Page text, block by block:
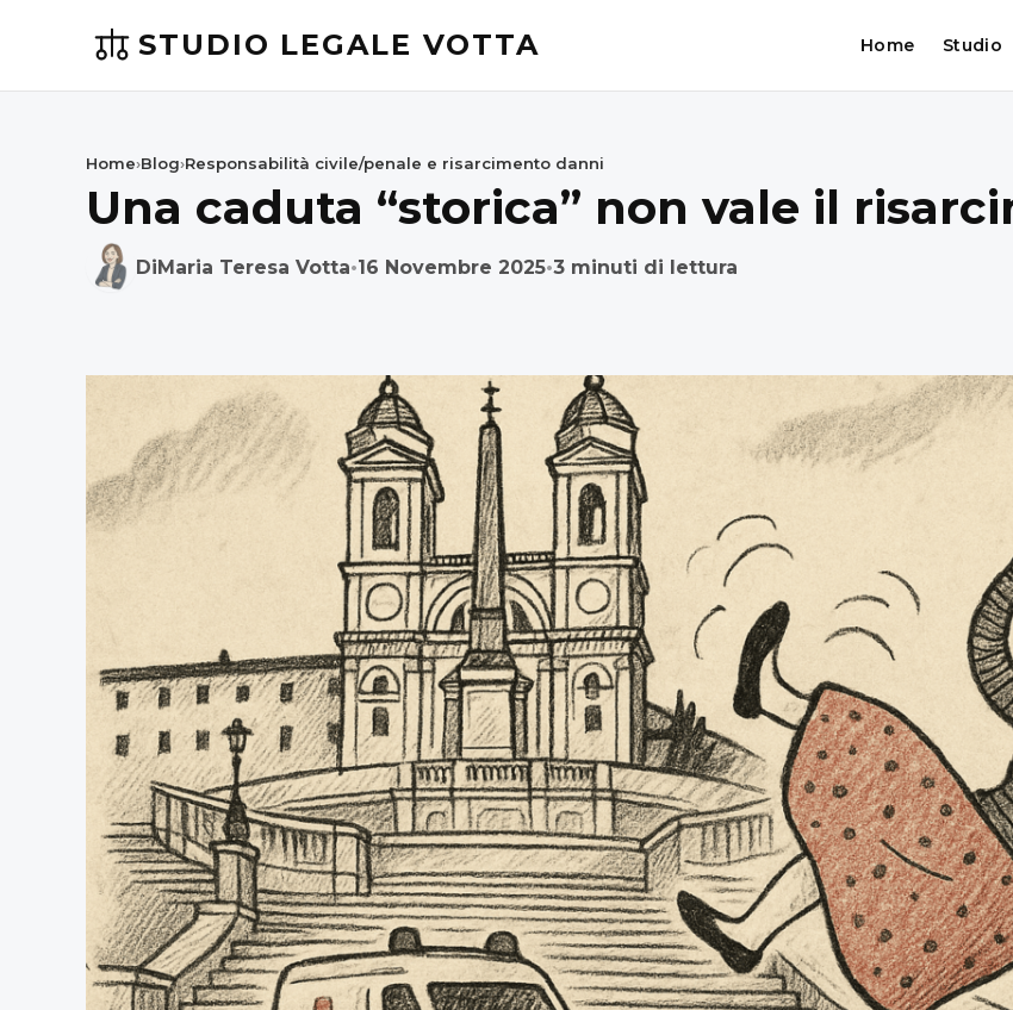
STUDIO LEGALE VOTTA Home Studio
Home›Blog›Responsabilità civile/penale e risarcimento danni
Una caduta “storica” non vale il
DiMaria Teresa Votta•16 Novembre 2025•3 minuti di lettura